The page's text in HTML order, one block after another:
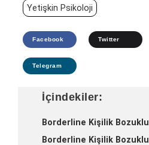
Yetişkin Psikoloji
Facebook Twitter
Telegram
İçindekiler:
Borderline Kişilik
Borderline Kişilik